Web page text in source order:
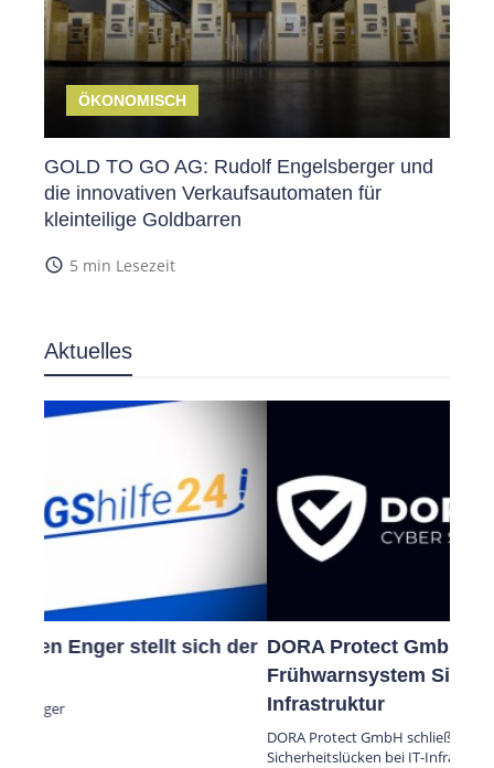
ÖKONOMISCH
GOLD TO GO AG: Rudolf Engelsberger und
die innovativen Verkaufsautomaten für
kleinteilige Goldbarren
access_time 5 min Lesezeit
Aktuelles
DORA Protect GmbH schließt mit
Frühwarnsystem Sicherheitslücken bei IT-
Infrastruktur
DORA Protect GmbH schließt mit Frühwarnsystem
Sicherheitslücken bei IT-Infrastruktur